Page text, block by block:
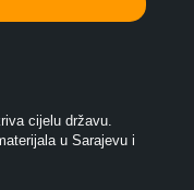
cijelu državu.
u Sarajevu i